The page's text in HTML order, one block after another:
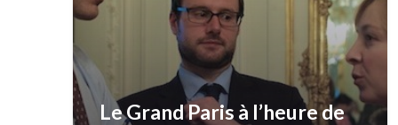
Le Grand Paris à l’heure de